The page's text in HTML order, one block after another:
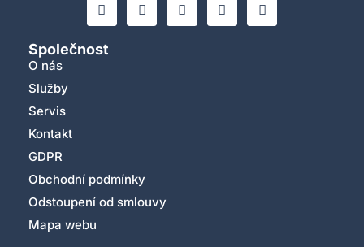
Společnost
O nás
Služby
Servis
Kontakt
GDPR
Obchodní podmínky
Odstoupení od smlouvy
Mapa webu